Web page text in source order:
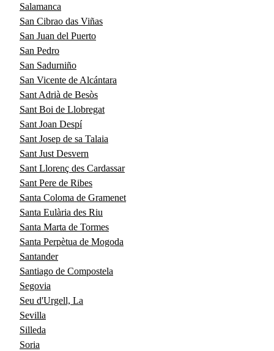
Salamanca
San Cibrao das Viñas
San Juan del Puerto
San Pedro
San Sadurniño
San Vicente de Alcántara
Sant Adrià de Besòs
Sant Boi de Llobregat
Sant Joan Despí
Sant Josep de sa Talaia
Sant Just Desvern
Sant Llorenç des Cardassar
Sant Pere de Ribes
Santa Coloma de Gramenet
Santa Eulària des Riu
Santa Marta de Tormes
Santa Perpètua de Mogoda
Santander
Santiago de Compostela
Segovia
Seu d'Urgell, La
Sevilla
Silleda
Soria